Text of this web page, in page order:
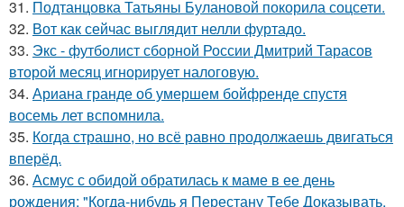
31. Подтанцовка Татьяны Булановой покорила соцсети.
32. Вот как сейчас выглядит нелли фуртадо.
33. Экс - футболист сборной России Дмитрий Тарасов
второй месяц игнорирует налоговую.
34. Ариана гранде об умершем бойфренде спустя
восемь лет вспомнила.
35. Когда страшно, но всё равно продолжаешь двигаться
вперёд.
36. Асмус с обидой обратилась к маме в ее день
рождения: "Когда-нибудь я Перестану Тебе Доказывать,